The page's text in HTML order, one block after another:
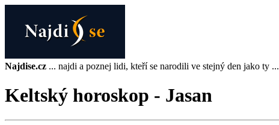
Najdise.cz ... najdi a poznej lidi, kteří se narodili ve stejný den jako ty ...
Keltský horoskop - Jasan